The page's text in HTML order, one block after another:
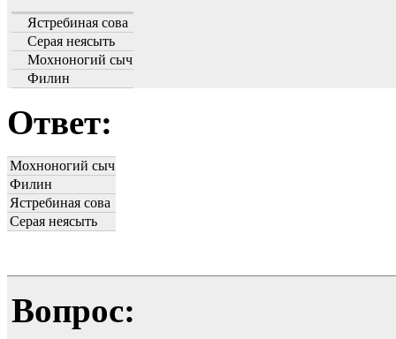
Ястребиная сова
Серая неясыть
Мохноногий сыч
Филин
Ответ:
Мохноногий сыч
Филин
Ястребиная сова
Серая неясыть
Вопрос: